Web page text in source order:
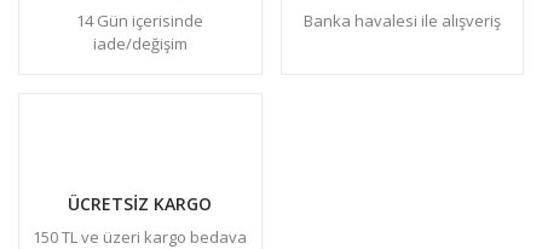
14 Gün içerisinde
iade/değişim
Banka havalesi ile alışveriş
ÜCRETSİZ KARGO
150 TL ve üzeri kargo bedava